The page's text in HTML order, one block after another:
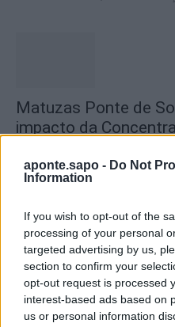
aponte.sapo - Do Not
Information
If you wish to opt-out of the
processing of your personal
targeted advertising by us,
section to confirm your
opt-out request is processed
interest-based ads based on
us or personal information
Matuzas Ponte de
impacto da